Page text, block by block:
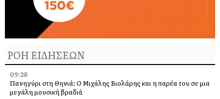
ΡΟΗ ΕΙΔΗΣΕΩΝ
09:28
Πανηγύρι στη Θηνιά: Ο Μιχάλης Βιολάρης και η παρέα του σε μια
μεγάλη μουσική βραδιά